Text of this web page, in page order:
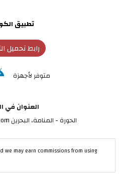
تطبيق
رابط تحميل
متوفر لأجهزة
العنوان في
الحورة - المنامة‎، البحرين bahrain@alcoupon.com
we may earn commissions from using